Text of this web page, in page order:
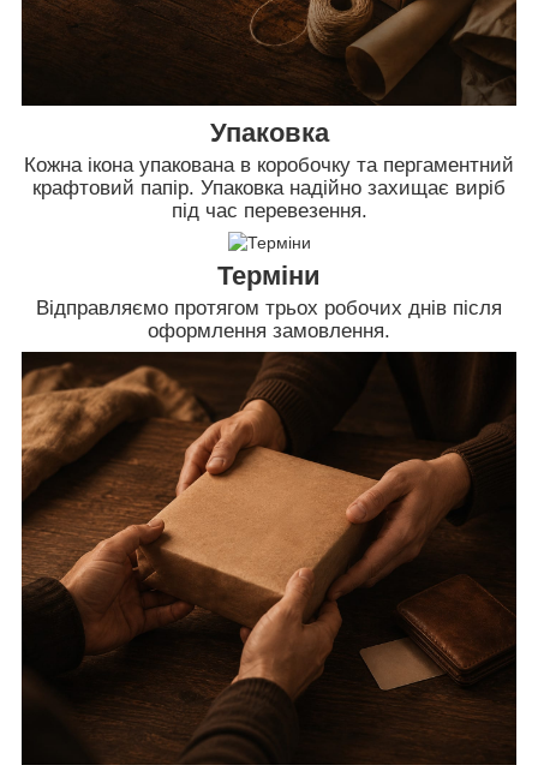
Упаковка
Кожна ікона упакована в коробочку та пергаментний
крафтовий папір. Упаковка надійно захищає виріб
під час перевезення.
Терміни
Відправляємо протягом трьох робочих днів після
оформлення замовлення.